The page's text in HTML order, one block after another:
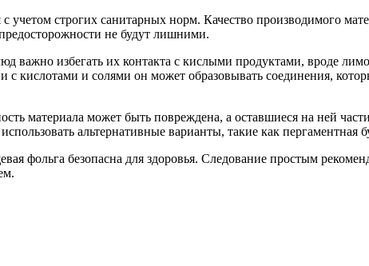
строгих санитарных норм. Качество производимого
не будут лишними.
важно избегать их контакта с кислыми продуктами, вроде
и солями он может образовывать соединения,
материала может быть повреждена, а оставшиеся на ней
альтернативные варианты, такие как пергаментная
фольга безопасна для здоровья. Следование простым